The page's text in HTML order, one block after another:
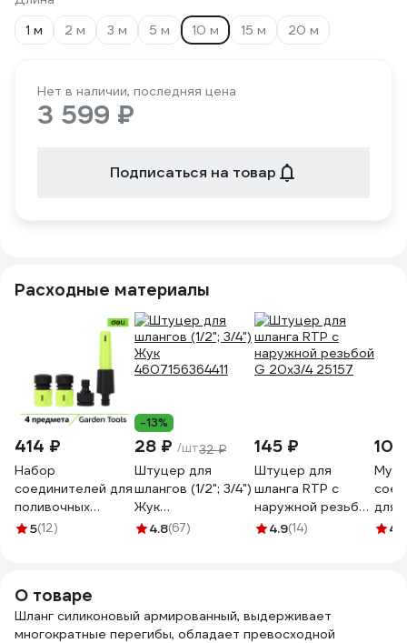
1 м
2 м 3 м 5 м 10 м 15 м 20 м
Нет в наличии, последняя цена
3 599 ₽
Подписаться на товар
Расходные материалы
414 ₽
Набор
соединителей для
поливочных
шлангов 1/2
коннекторы с
аквастопом и без
штуцера 1/2-3/4
5(12)
-13%
28 ₽ /шт32 ₽
Штуцер для
шлангов (1/2"; 3/4")
Жук
4607156364411
4.8(67)
145 ₽
Штуцер для
шланга RTP с
наружной резьбой
G 20х3/4 25157
4.9(14)
для
4.9
О товаре
Шланг силиконовый армированный, выдерживает
многократные перегибы, обладает превосходной